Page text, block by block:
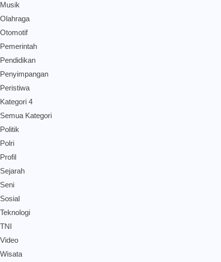
Musik
Olahraga
Otomotif
Pemerintah
Pendidikan
Penyimpangan
Peristiwa
Kategori 4
Semua Kategori
Politik
Polri
Profil
Sejarah
Seni
Sosial
Teknologi
TNI
Video
Wisata